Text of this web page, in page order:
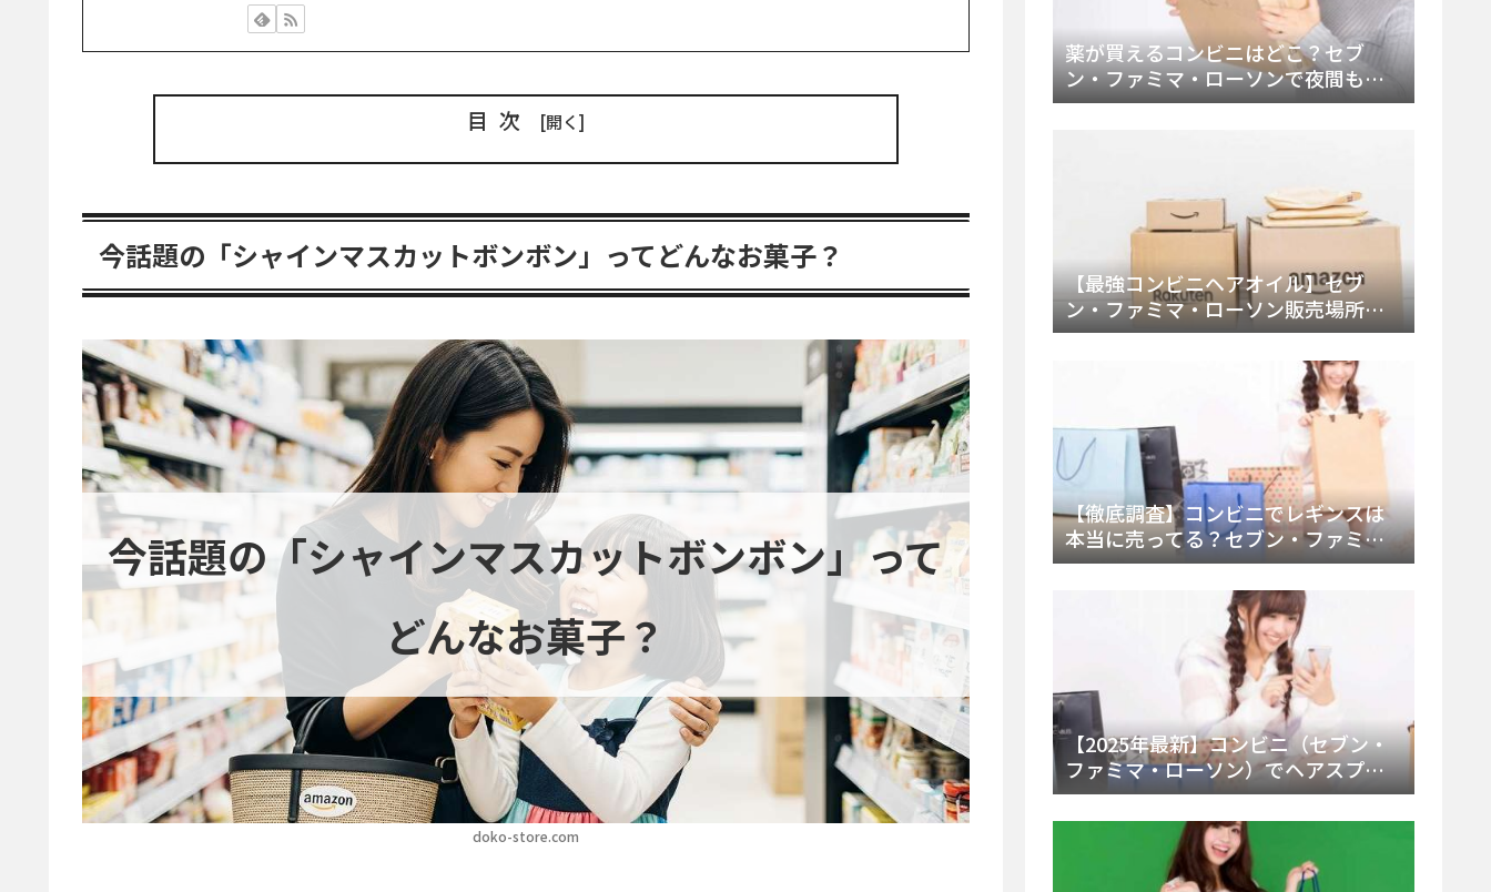
目次
今話題の「シャインマスカットボンボン」ってどんなお菓子？
doko-store.com
今話題の「シャインマスカットボンボン」って
どんなお菓子？
薬が買えるコンビニはどこ？セブ
ン・ファミマ・ローソンで夜間も買
える市販薬の種類と販売店の探し方
【最強コンビニヘアオイル】セブ
ン・ファミマ・ローソン販売場所
は？今すぐ買えるおすすめ市販品を
【徹底調査】コンビニでレギンスは
本当に売ってる？セブン・ファミ
マ・ローソンの取扱店舗とメーカ
ー・内容物を詳しく調べてみた！
【2025年最新】コンビニ（セブン・
ファミマ・ローソン）でヘアスプレ
ーは売ってる？販売場所と買える種
類・値段を徹底調査！